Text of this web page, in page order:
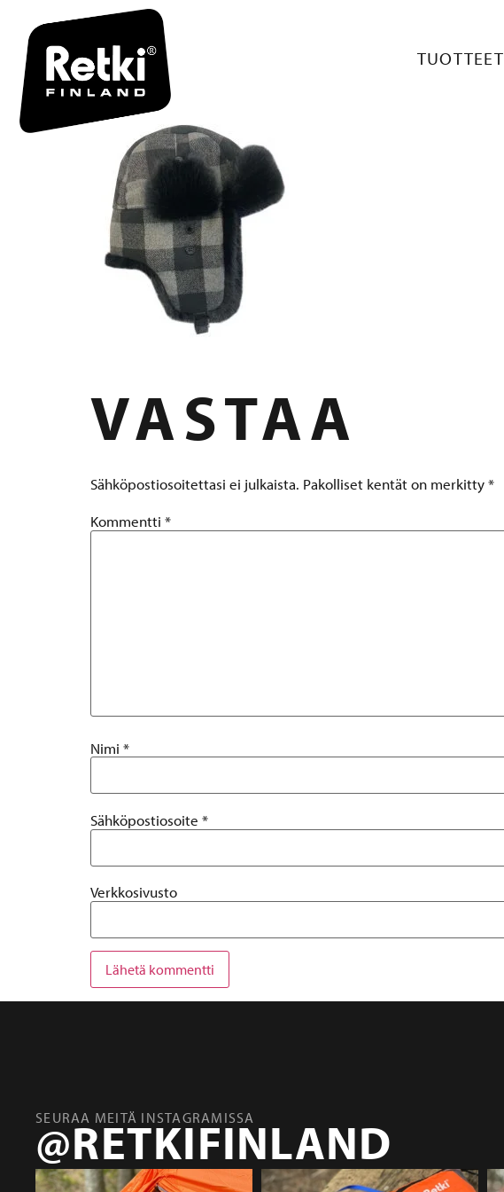
TUOTTEET
R7139_001
VASTAA
Sähköpostiosoitettasi ei julkaista. Pakolliset kentät on merkitty*
Kommentti *
Nimi *
Sähköpostiosoite *
Verkkosivusto
SEURAA MEITÄ INSTAGRAMISSA
@RETKIFINLAND